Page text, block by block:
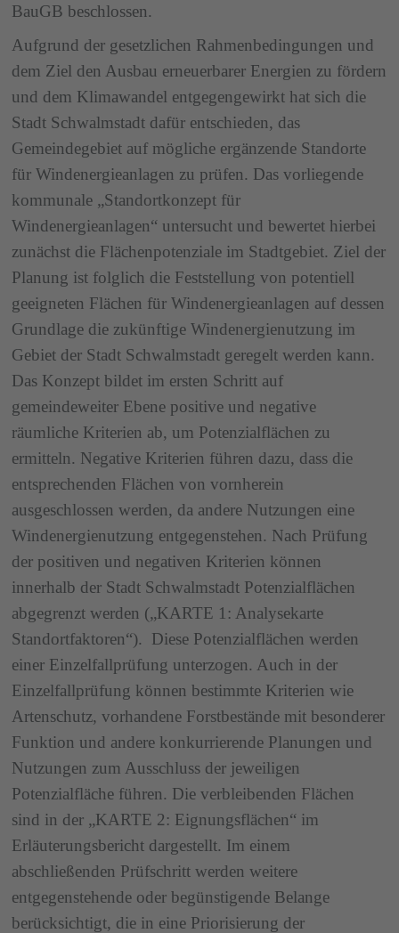
BauGB beschlossen.
Aufgrund der gesetzlichen Rahmenbedingungen und
dem Ziel den Ausbau erneuerbarer Energien zu fördern
und dem Klimawandel entgegengewirkt hat sich die
Stadt Schwalmstadt dafür entschieden, das
Gemeindegebiet auf mögliche ergänzende Standorte
für Windenergieanlagen zu prüfen. Das vorliegende
kommunale „Standortkonzept für
Windenergieanlagen“ untersucht und bewertet hierbei
zunächst die Flächenpotenziale im Stadtgebiet. Ziel der
Planung ist folglich die Feststellung von potentiell
geeigneten Flächen für Windenergieanlagen auf dessen
Grundlage die zukünftige Windenergienutzung im
Gebiet der Stadt Schwalmstadt geregelt werden kann.
Das Konzept bildet im ersten Schritt auf
gemeindeweiter Ebene positive und negative
räumliche Kriterien ab, um Potenzialflächen zu
ermitteln. Negative Kriterien führen dazu, dass die
entsprechenden Flächen von vornherein
ausgeschlossen werden, da andere Nutzungen eine
Windenergienutzung entgegenstehen. Nach Prüfung
der positiven und negativen Kriterien können
innerhalb der Stadt Schwalmstadt Potenzialflächen
abgegrenzt werden („KARTE 1: Analysekarte
Standortfaktoren“). Diese Potenzialflächen werden
einer Einzelfallprüfung unterzogen. Auch in der
Einzelfallprüfung können bestimmte Kriterien wie
Artenschutz, vorhandene Forstbestände mit besonderer
Funktion und andere konkurrierende Planungen und
Nutzungen zum Ausschluss der jeweiligen
Potenzialfläche führen. Die verbleibenden Flächen
sind in der „KARTE 2: Eignungsflächen“ im
Erläuterungsbericht dargestellt. Im einem
abschließenden Prüfschritt werden weitere
entgegenstehende oder begünstigende Belange
berücksichtigt, die in eine Priorisierung der